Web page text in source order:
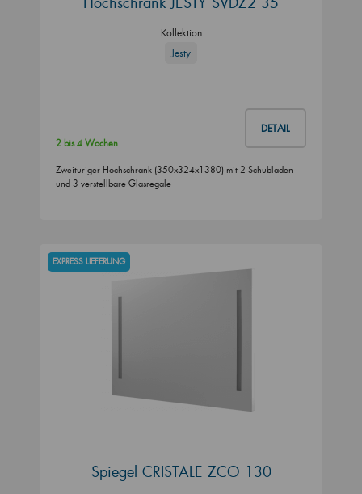
Kollektion
Jesty
DETAIL
2 bis 4 Wochen
Zweitüriger Hochschrank (350x324x1380) mit 2 Schubladen
und 3 verstellbare Glasregale
EXPRESS LIEFERUNG
Spiegel CRISTALE ZCO 130